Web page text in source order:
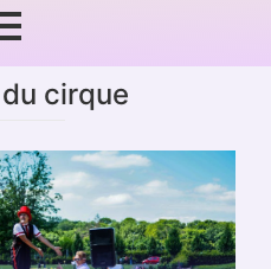
cirque